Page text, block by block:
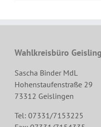
Wahlkreisbüro
Sascha Binder MdL
Hohenstaufenstraße 29
73312 Geislingen
Tel: 07331/7153225